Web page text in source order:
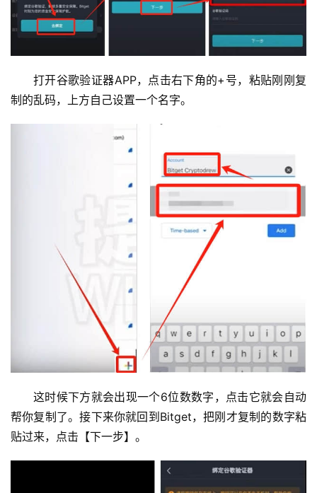
打开谷歌验证器APP，点击右下角的+号，粘贴刚刚复
制的乱码，上方自己设置一个名字。
这时候下方就会出现一个6位数数字，点击它就会自动
帮你复制了。接下来你就回到Bitget，把刚才复制的数字粘
贴过来，点击【下一步】。